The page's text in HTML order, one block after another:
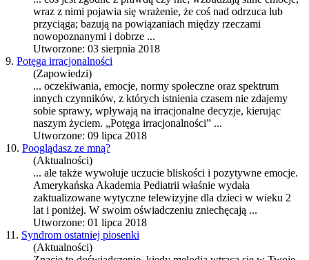
wraz z nimi pojawia się wrażenie, że coś nad odrzuca lub
przyciąga; bazują na powiązaniach między rzeczami
nowopoznanymi i dobrze ...
Utworzone: 03 sierpnia 2018
9. Potęga irracjonalności
(Zapowiedzi)
... oczekiwania, emocje, normy społeczne oraz spektrum
innych czynników, z których istnienia czasem nie zdajemy
sobie sprawy, wpływają na irracjonalne decyzje, kierując
naszym życiem. „Potęga irracjonalności” ...
Utworzone: 09 lipca 2018
10. Pooglądasz ze mną?
(Aktualności)
... ale także wywołuje uczucie bliskości i pozytywne emocje.
Amerykańska Akademia Pediatrii właśnie wydała
zaktualizowane wytyczne telewizyjne dla dzieci w wieku 2
lat i poniżej. W swoim oświadczeniu zniechęcają ...
Utworzone: 01 lipca 2018
11. Syndrom ostatniej piosenki
(Aktualności)